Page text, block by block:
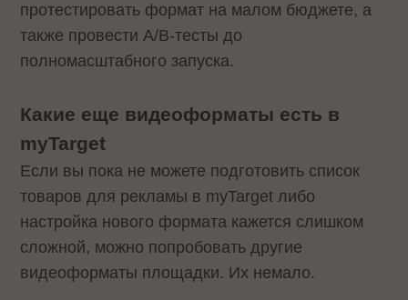
протестировать формат на малом бюджете, а
также провести A/B-тесты до
полномасштабного запуска.
Какие еще видеоформаты есть в
myTarget
Если вы пока не можете подготовить список
товаров для рекламы в myTarget либо
настройка нового формата кажется слишком
сложной, можно попробовать другие
видеоформаты площадки. Их немало.